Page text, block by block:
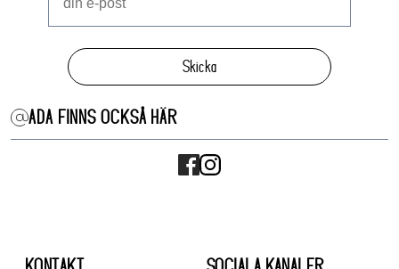
Skicka
ADA FINNS OCKSÅ HÄR